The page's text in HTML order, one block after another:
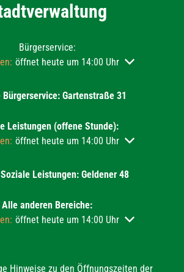
Bürgerservice:
weitere Öffnungs- oder Schließzeiten
öffnet heute um 14:00 Uhr
Bürgerservice: Gartenstraße 31
Leistungen (offene Stunde):
weitere Öffnungs- oder Schließzeiten
öffnet heute um 14:00 Uhr
Leistungen: Geldener 48
Alle anderen Bereiche:
weitere Öffnungs- oder Schließzeiten
öffnet heute um 14:00 Uhr
Hinweise zu den Öffnungszeiten der